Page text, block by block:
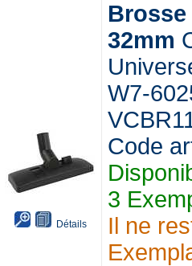
Détails
32mm
W7-
Code
3
Il ne